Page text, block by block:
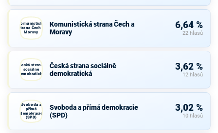
Komunistická
strana Čech a
Moravy
Komunistická strana Čech a
Moravy
6,64 %
22 hlasů
Česká strana
sociálně
demokratická
Česká strana sociálně
demokratická
3,62 %
12 hlasů
Svoboda a
přímá
demokracie
(SPD)
Svoboda a přímá demokracie
(SPD)
3,02 %
10 hlasů